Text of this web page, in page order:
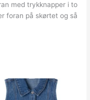
med trykknapper i to
foran på skørtet og så